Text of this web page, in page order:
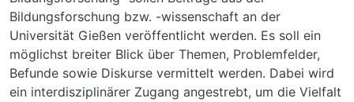
Bildungsforschung bzw. -wissenschaft an der
Universität Gießen veröffentlicht werden. Es soll ein
möglichst breiter Blick über Themen, Problemfelder,
Befunde sowie Diskurse vermittelt werden. Dabei wird
ein interdisziplinärer Zugang angestrebt, um die Vielfalt